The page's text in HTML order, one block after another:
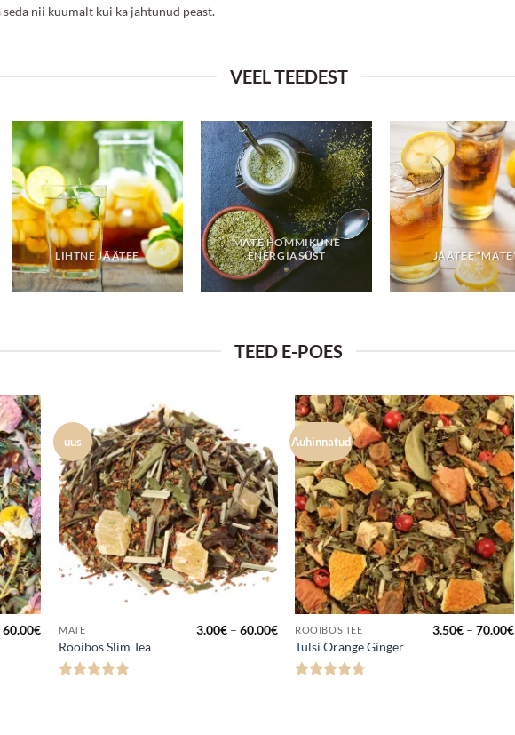
nii kuumalt kui ka jahtunud peast.
VEEL TEEDEST
LIHTNE JÄÄTEE
MATE HOMMIKUNE
ENERGIASÜST
JÄÄTEE
TEED E-POES
60.00€Hinnavahemik:
3.00€
kuni
60.00€
uus
Lisa
lemmikuks
MATE
Rooibos Slim Tea
3.00€ – 60.00€Hinnavahemik:
3.00€
kuni
60.00€
Auhinnatud
Lisa
lemmikuks
ROOIBOS TEE
Tulsi Orange Ginger
3.50€ – 70.00€